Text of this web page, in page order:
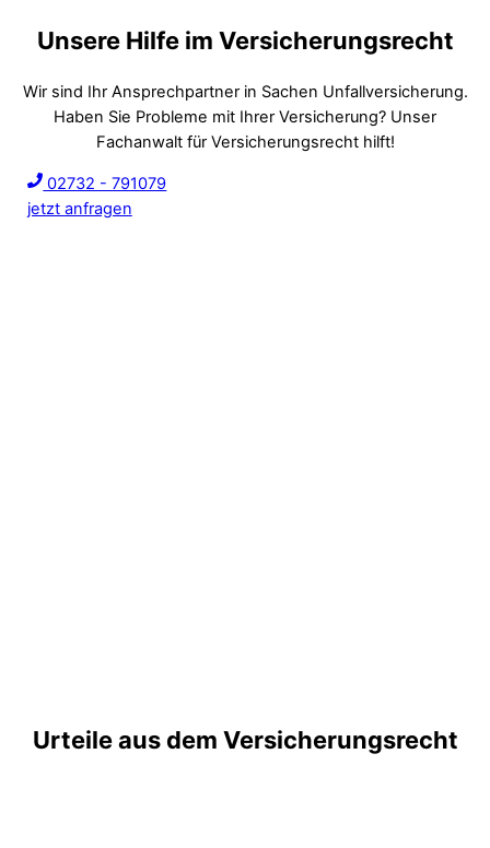
Unsere Hilfe im Versicherungsrecht
Wir sind Ihr Ansprechpartner in Sachen Unfallversicherung.
Haben Sie Probleme mit Ihrer Versicherung? Unser
Fachanwalt für Versicherungsrecht hilft!
02732 - 791079
jetzt anfragen
Urteile aus dem Versicherungsrecht